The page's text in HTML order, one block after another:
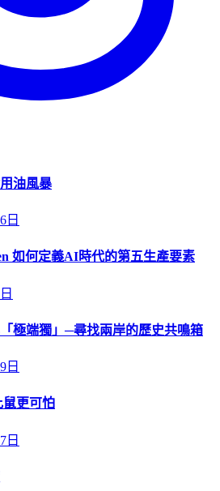
油風暴
日
如何定義AI時代的第五生產要素
極端獨」─尋找兩岸的歷史共鳴箱
日
鼠更可怕
日